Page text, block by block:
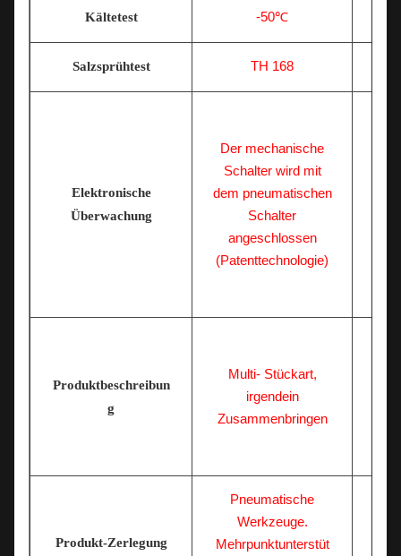
Kältetest -50℃
Salzsprühtest TH 168
Elektronische
Überwachung
Der mechanische
Schalter wird mit
dem pneumatischen
Schalter
angeschlossen
(Patenttechnologie)
Produktbeschreibun
g
Multi- Stückart,
irgendein
Zusammenbringen
Produkt-Zerlegung
Pneumatische
Werkzeuge.
Mehrpunktunterstüt